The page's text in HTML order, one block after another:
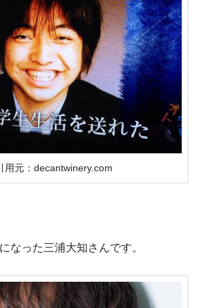
用元：decantwinery.com
なった三浦大知さんです。